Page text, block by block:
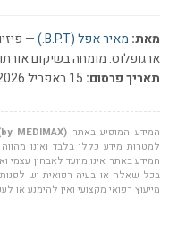
מאת: מאיר אפל (B.P.T.)
—
ארגופלוס. מומחה בשיקום
תאריך פרסום:
המידע המופיע באתר MEDIMAX)
למטרות מידע כללי בלבד ואינו
המידע באתר אינו מיועד לאבחון עצמי
בכל שאלה או בעיה רפואית יש
מייעוץ רפואי מקצועי ואין להימנע